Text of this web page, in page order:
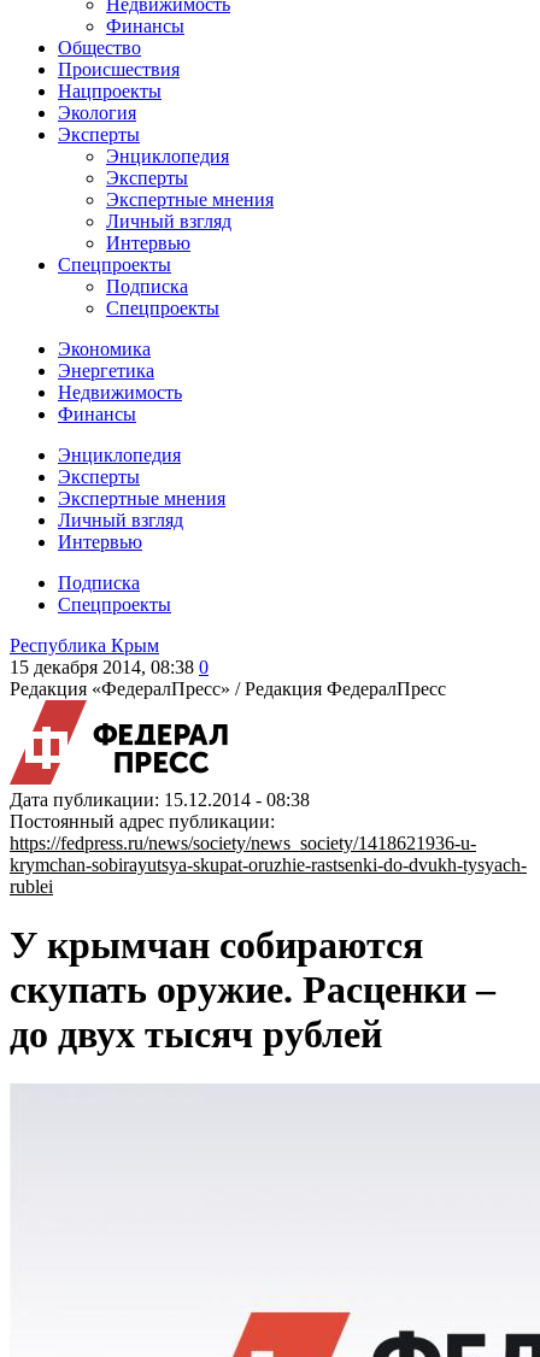
Недвижимость
Финансы
Общество
Происшествия
Нацпроекты
Экология
Эксперты
Энциклопедия
Эксперты
Экспертные мнения
Личный взгляд
Интервью
Спецпроекты
Подписка
Спецпроекты
Экономика
Энергетика
Недвижимость
Финансы
Энциклопедия
Эксперты
Экспертные мнения
Личный взгляд
Интервью
Подписка
Спецпроекты
Республика Крым
15 декабря 2014, 08:38 0
Редакция «ФедералПресс» /Редакция ФедералПресс
Дата публикации: 15.12.2014 - 08:38
Постоянный адрес публикации:
https://fedpress.ru/news/society/news_society/1418621936-u-
krymchan-sobirayutsya-skupat-oruzhie-rastsenki-do-dvukh-tysyach-
rublei
У крымчан собираются
скупать оружие. Расценки –
до двух тысяч рублей